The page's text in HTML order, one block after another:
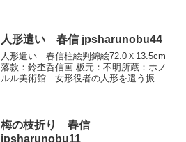
てらされて...
人形遣い 春信 jpsharunobu44
人形遣い 春信柱絵判錦絵72.0Ｘ13.5cm
落款：鈴杢呑信画 板元：不明所蔵：ホノ
ルル美術館 女形役者の人形を遣う振袖
られたもので...
梅の枝折り 春信
jpsharunobu11